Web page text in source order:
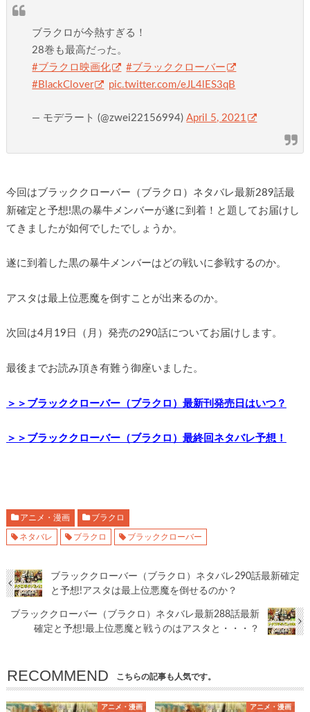
ブラクロが今熱すぎる！
28巻も最高だった。
#ブラクロ映画化
#ブラッククローバー
#BlackClover
pic.twitter.com/eJL4lES3qB
— モデラート (@zwei22156994)April 5, 2021
今回はブラッククローバー（ブラクロ）ネタバレ最新289話最
新確定と予想!黒の暴牛メンバーが遂に到着！と題してお届けし
てきましたが如何でしたでしょうか。
遂に到着した黒の暴牛メンバーはどの戦いに参戦するのか。
アスタは最上位悪魔を倒すことが出来るのか。
次回は4月19日（月）発売の290話についてお届けします。
最後までお読み頂き有難う御座いました。
＞＞ブラッククローバー（ブラクロ）最新刊発売日はいつ？
＞＞ブラッククローバー（ブラクロ）最終回ネタバレ予想！
アニメ・漫画 ブラクロ
ネタバレ ブラクロ ブラッククローバー
ブラッククローバー（ブラクロ）ネタバレ290話最新確定
と予想!アスタは最上位悪魔を倒せるのか？
ブラッククローバー（ブラクロ）ネタバレ最新288話最新
確定と予想!最上位悪魔と戦うのはアスタと・・・？
RECOMMEND こちらの記事も人気です。
アニメ・漫画 アニメ・漫画